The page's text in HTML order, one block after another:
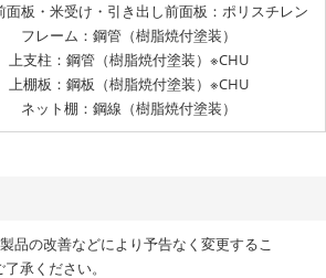
面板・米受け・引き出し前面板：ポリスチレン
フレーム：鋼管（樹脂焼付塗装）
上支柱：鋼管（樹脂焼付塗装）※CHU
上棚板：鋼板（樹脂焼付塗装）※CHU
ネット棚：鋼線（樹脂焼付塗装）
品の改善などにより予告なく変更するこ
承ください。